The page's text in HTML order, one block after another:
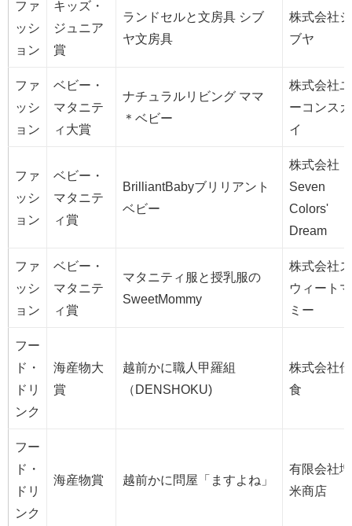
ファ
ッシ
ョン
キッズ・
ジュニア
賞
ランドセルと文房具 シブ
ヤ文房具
株式会社シ
ブヤ
ファ
ッシ
ョン
ベビー・
マタニテ
ィ大賞
ナチュラルリビング ママ
＊ベビー
株式会社ユ
ーコンスカ
イ
ファ
ッシ
ョン
ベビー・
マタニテ
ィ賞
BrilliantBabyブリリアント
ベビー
株式会社
Seven
Colors'
Dream
ファ
ッシ
ョン
ベビー・
マタニテ
ィ賞
マタニティ服と授乳服の
SweetMommy
株式会社ス
ウィートマ
ミー
フー
ド・
ドリ
ンク
海産物大
賞
越前かに職人甲羅組
（DENSHOKU)
株式会社伝
食
フー
ド・
ドリ
ンク
海産物賞 越前かに問屋「ますよね」
有限会社増
米商店